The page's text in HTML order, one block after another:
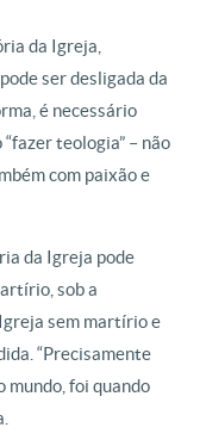
da Igreja,
ser desligada da
é necessário
teologia” – não
com paixão e
da Igreja pode
sob a
sem martírio e
“Precisamente
mundo, foi quando